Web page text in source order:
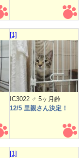
[1]
IC3022 ♂ 5ヶ月齢
12/5 里親さん決定！
[1]